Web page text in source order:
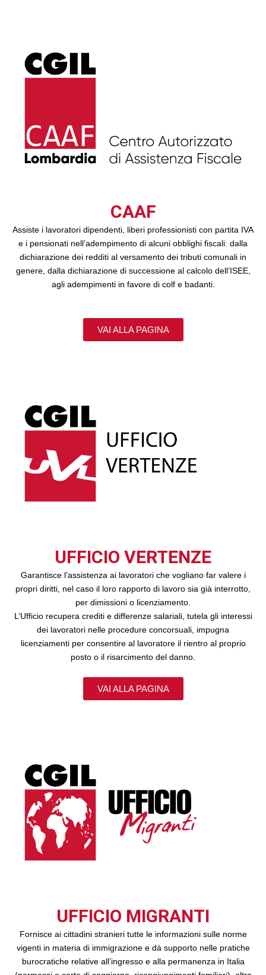
CAAF
Assiste i lavoratori dipendenti, liberi professionisti con partita IVA
e i pensionati nell’adempimento di alcuni obblighi fiscali: dalla
dichiarazione dei redditi al versamento dei tributi comunali in
genere, dalla dichiarazione di successione al calcolo dell’ISEE,
agli adempimenti in favore di colf e badanti.
VAI ALLA PAGINA
UFFICIO VERTENZE
Garantisce l’assistenza ai lavoratori che vogliano far valere i
propri diritti, nel caso il loro rapporto di lavoro sia già interrotto,
per dimissioni o licenziamento.
L’Ufficio recupera crediti e differenze salariali, tutela gli interessi
dei lavoratori nelle procedure concorsuali, impugna
licenziamenti per consentire al lavoratore il rientro al proprio
posto o il risarcimento del danno.
VAI ALLA PAGINA
UFFICIO MIGRANTI
Fornisce ai cittadini stranieri tutte le informazioni sulle norme
vigenti in materia di immigrazione e dà supporto nelle pratiche
burocratiche relative all’ingresso e alla permanenza in Italia